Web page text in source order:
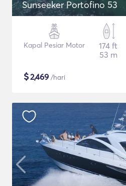
Sunseeker Portofino 53
Kapal Pesiar Motor
174 ft
53 m
$2,469 /hari